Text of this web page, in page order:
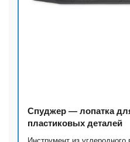
Спуджер — лопатка
пластиковых деталей